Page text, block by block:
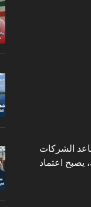
الشركات
يصبح اعتماد